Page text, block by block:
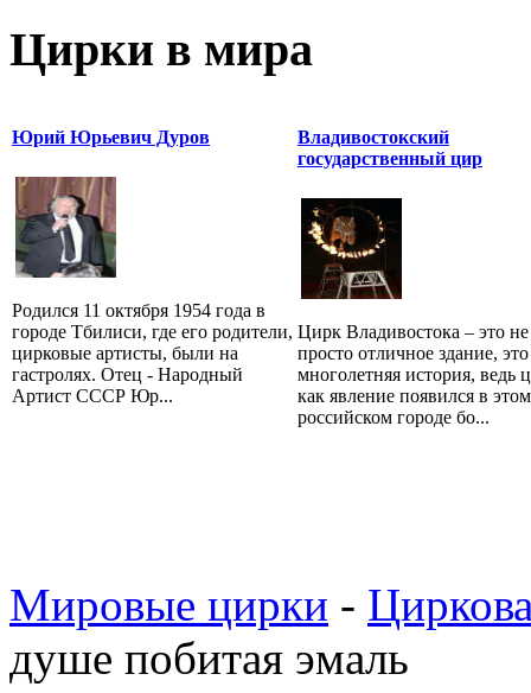
Цирки в мира
Юрий Юрьевич Дуров
Родился 11 октября 1954 года в
городе Тбилиси, где его родители,
цирковые артисты, были на
гастролях. Отец - Народный
Артист СССР Юр...
Владивостокский
государственный цир
Цирк Владивостока – это не
просто отличное здание, это
многолетняя история, ведь
как явление появился в этом
российском городе бо...
Мировые цирки -
душе побитая эмаль